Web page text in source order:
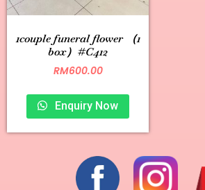
1couple funeral flower （1
box）#C412
RM600.00
Enquiry Now